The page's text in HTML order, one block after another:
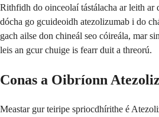
Rithfidh do oinceolaí tástálacha ar leith ar
dócha go gcuideoidh atezolizumab i do
gach ailse don chineál seo cóireála, mar
leis an gcur chuige is fearr duit a threorú.
Conas a Oibríonn
Meastar gur teiripe spriocdhírithe é